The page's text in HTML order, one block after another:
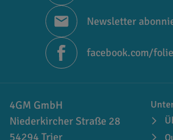
Newsletter
facebook.com/
4GM GmbH
Niederkircher Straße 28
54294 Trier